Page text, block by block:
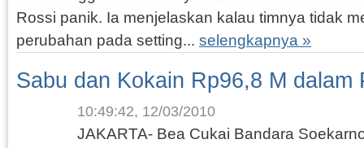
Rossi panik. Ia menjelaskan kalau timnya tidak
perubahan pada setting... selengkapnya »
Sabu dan Kokain Rp96,8 M dalam
10:49:42, 12/03/2010
JAKARTA- Bea Cukai Bandara